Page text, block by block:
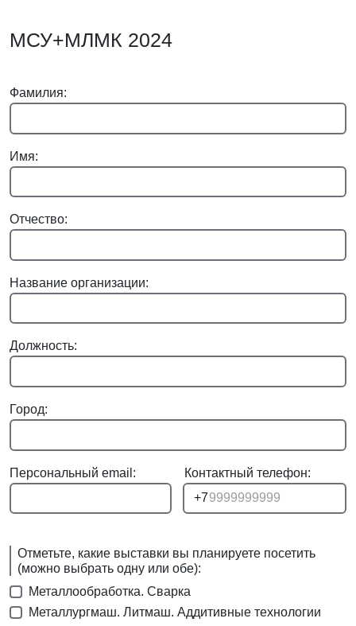
МСУ+МЛМК 2024
Фамилия:
Имя:
Отчество:
Название организации:
Должность:
Город:
Персональный email:
Контактный телефон:
+7
Отметьте, какие выставки вы планируете посетить
(можно выбрать одну или обе):
Металлообработка. Сварка
Металлургмаш. Литмаш. Аддитивные технологии